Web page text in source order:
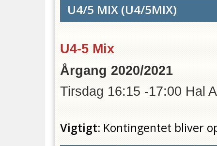
U4/5 MIX (U4/5MIX)
U4-5 Mix
Årgang 2020/2021
Tirsdag 16:15 -17:00 Hal A
Vigtigt: Kontingentet bliver